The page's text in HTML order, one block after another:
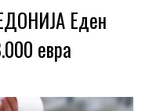
Еден
евра